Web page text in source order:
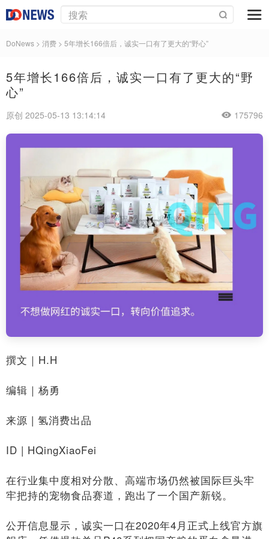
DoNews > 消费 > 5年增长166倍后，诚实一口有了更大的“野心”
5年增长166倍后，诚实一口有了更大的“野
心”
原创 2025-05-13 13:14:14 175796
撰文｜H.H
编辑｜杨勇
来源 | 氢消费出品
ID | HQingXiaoFei
在行业集中度相对分散、高端市场仍然被国际巨头牢
牢把持的宠物食品赛道，跑出了一个国产新锐。
公开信息显示，诚实一口在2020年4月正式上线官方旗